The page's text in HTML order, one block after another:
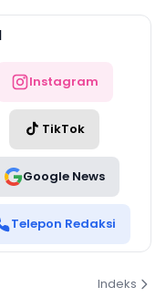
Instagram
TikTok
Google News
Telepon Redaksi
Indeks